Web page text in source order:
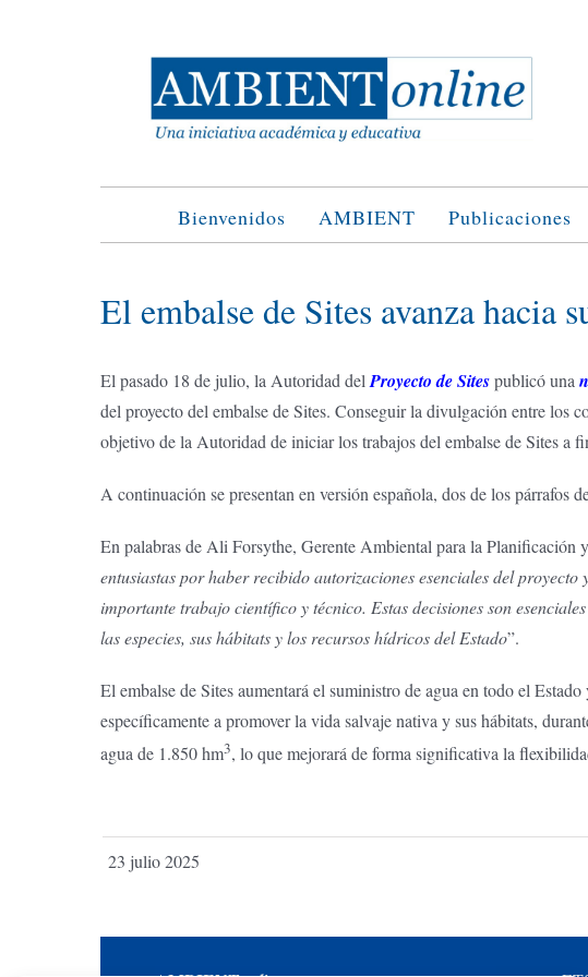
Bienvenidos AMBIENT Publicaciones
El embalse de Sites avanza hacia
El pasado 18 de julio, la Autoridad del Proyecto de Sitespublicó una
del proyecto del embalse de Sites. Conseguir la divulgación entre los
objetivo de la Autoridad de iniciar los trabajos del embalse de Sites a
A continuación se presentan en versión española, dos de los párrafos
En palabras de Ali Forsythe, Gerente Ambiental para la Planificación
entusiastas por haber recibido autorizaciones esenciales del
importante trabajo científico y técnico. Estas decisiones son
las especies, sus hábitats y los recursos hídricos del Estado”.
El embalse de Sites aumentará el suministro de agua en todo el
específicamente a promover la vida salvaje nativa y sus hábitats,
agua de 1.850 hm3, lo que mejorará de forma significativa la
23 julio 2025